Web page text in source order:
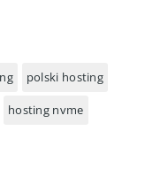
polski hosting
hosting nvme